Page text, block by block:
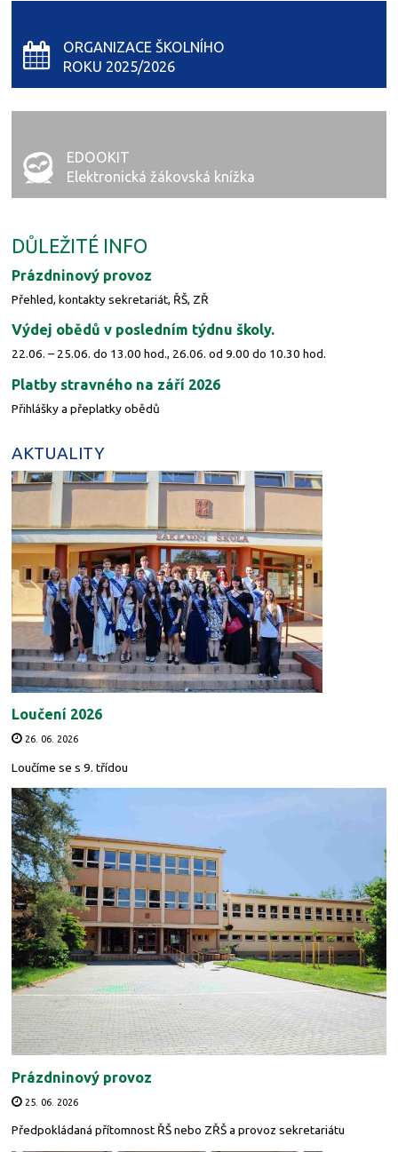
ORGANIZACE ŠKOLNÍHO
ROKU 2025/2026
EDOOKIT
Elektronická žákovská knížka
DŮLEŽITÉ INFO
Prázdninový provoz
Přehled, kontakty sekretariát, ŘŠ, ZŘ
Výdej obědů v posledním týdnu školy.
22.06. – 25.06. do 13.00 hod., 26.06. od 9.00 do 10.30 hod.
Platby stravného na září 2026
Přihlášky a přeplatky obědů
AKTUALITY
Loučení 2026
26. 06. 2026
Loučíme se s 9. třídou
Prázdninový provoz
25. 06. 2026
Předpokládaná přítomnost ŘŠ nebo ZŘŠ a provoz sekretariátu